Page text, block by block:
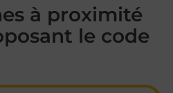
à proximité
le code